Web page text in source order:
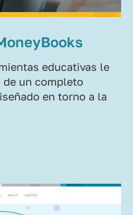
educativas le
un completo
en torno a la